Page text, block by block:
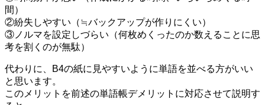
間）
②紛失しやすい（≒バックアップが作りにくい）
③ノルマを設定しづらい（何枚めくったのか数えることに思
考を割くのが無駄）
代わりに、B4の紙に見やすいように単語を並べる方がいい
と思います。
このメリットを前述の単語帳デメリットに対応させて説明す